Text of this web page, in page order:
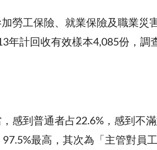
勞工保險、就業保險及職業災
年計回收有效樣本4,085份，調
感到普通者占22.6%，感到不
最高，其次為「主管對員